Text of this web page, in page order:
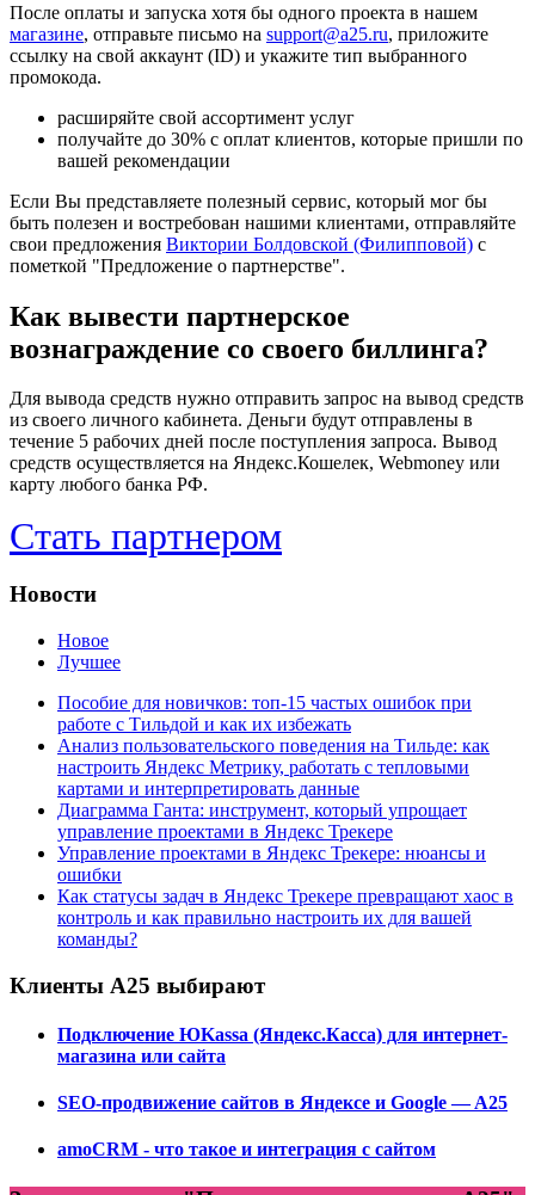
После оплаты и запуска хотя бы одного проекта в нашем
магазине, отправьте письмо на support@a25.ru, приложите
ссылку на свой аккаунт (ID) и укажите тип выбранного
промокода.
расширяйте свой ассортимент услуг
получайте до 30% с оплат клиентов, которые пришли по
вашей рекомендации
Если Вы представляете полезный сервис, который мог бы
быть полезен и востребован нашими клиентами, отправляйте
свои предложения Виктории Болдовской (Филипповой) с
пометкой "Предложение о партнерстве".
Как вывести партнерское
вознаграждение со своего биллинга?
Для вывода средств нужно отправить запрос на вывод средств
из своего личного кабинета. Деньги будут отправлены в
течение 5 рабочих дней после поступления запроса. Вывод
средств осуществляется на Яндекс.Кошелек, Webmoney или
карту любого банка РФ.
Стать партнером
Новости
Новое
Лучшее
Пособие для новичков: топ-15 частых ошибок при
работе с Тильдой и как их избежать
Анализ пользовательского поведения на Тильде: как
настроить Яндекс Метрику, работать с тепловыми
картами и интерпретировать данные
Диаграмма Ганта: инструмент, который упрощает
управление проектами в Яндекс Трекере
Управление проектами в Яндекс Трекере: нюансы и
ошибки
Как статусы задач в Яндекс Трекере превращают хаос в
контроль и как правильно настроить их для вашей
команды?
Клиенты А25 выбирают
Подключение ЮKassa (Яндекс.Касса) для интернет-
магазина или сайта
SEO-продвижение сайтов в Яндексе и Google — A25
amoCRM - что такое и интеграция с сайтом